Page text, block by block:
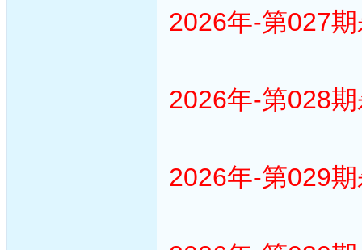
2026年-第027
2026年-第028
2026年-第029